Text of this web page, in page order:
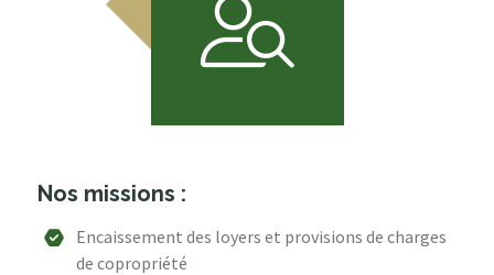
Nos missions :
Encaissement des loyers et provisions de charges
de copropriété